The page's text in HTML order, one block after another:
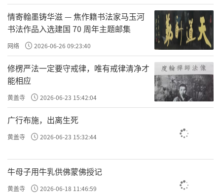
情寄翰墨铸华滋 — 焦作籍书法家马玉河
书法作品入选建国 70 周年主题邮集
网络 2026-06-26 09:23:40
修楞严法一定要守戒律，唯有戒律清净才
能相应
黄盖寺 2026-06-23 15:42:04
广行布施，出离生死
黄盖寺 2026-06-23 15:32:44
牛母子用牛乳供佛蒙佛授记
黄盖寺 2026-06-18 11:46:59